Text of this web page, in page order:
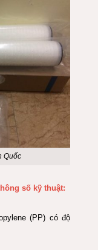
Quốc
số kỹ thuật:
(PP) có độ